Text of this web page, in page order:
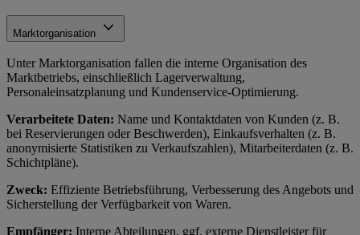
Marktorganisation
Unter Marktorganisation fallen die interne Organisation des
Marktbetriebs, einschließlich Lagerverwaltung,
Personaleinsatzplanung und Kundenservice-Optimierung.
Verarbeitete Daten: Name und Kontaktdaten von Kunden (z. B.
bei Reservierungen oder Beschwerden), Einkaufsverhalten (z. B.
anonymisierte Statistiken zu Verkaufszahlen), Mitarbeiterdaten (z. B.
Schichtpläne).
Zweck: Effiziente Betriebsführung, Verbesserung des Angebots und
Sicherstellung der Verfügbarkeit von Waren.
Empfänger: Interne Abteilungen, ggf. externe Dienstleister für